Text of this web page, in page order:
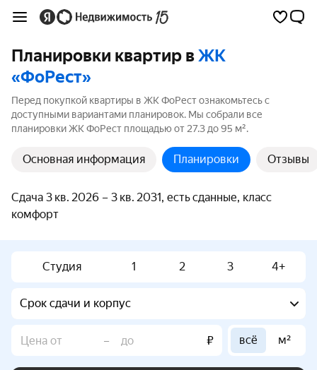
Планировки квартир вЖК
«ФоРест»
Перед покупкой квартиры в ЖК ФоРест ознакомьтесь с
доступными вариантами планировок. Мы собрали все
планировки ЖК ФоРест площадью от 27.3 до 95 м².
Основная информация Планировки Отзывы
Сдача 3 кв. 2026 – 3 кв. 2031, есть сданные, класс
комфорт
Студия 1 2 3 4+
Срок сдачи и корпус
– ₽ всё м²